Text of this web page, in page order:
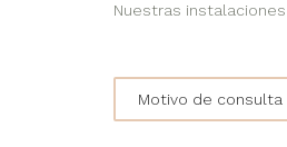
Nuestras